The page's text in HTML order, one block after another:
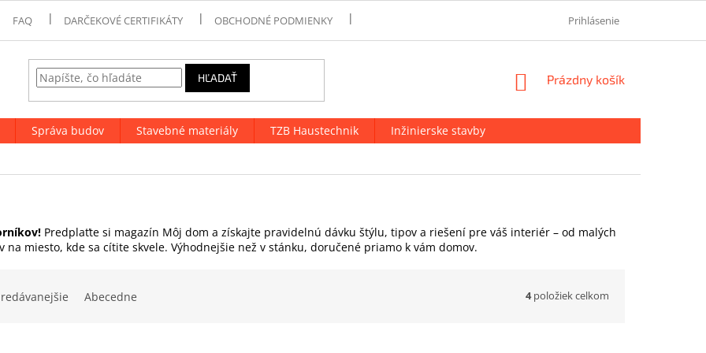
FAQ DARČEKOVÉ CERTIFIKÁTY OBCHODNÉ PODMIENKY KONTAKT O NÁS
Prihlásenie
HĽADAŤ
NÁKUPNÝ
Prázdny košík
Správa budov Stavebné materiály TZB Haustechnik Inžinierske stavby
Predplaťte si magazín Môj dom a získajte pravidelnú dávku štýlu, tipov a riešení pre váš interiér – od malých
miesto, kde sa cítite skvele. Výhodnejšie než v stánku, doručené priamo k vám domov.
Abecedne 4položiek celkom